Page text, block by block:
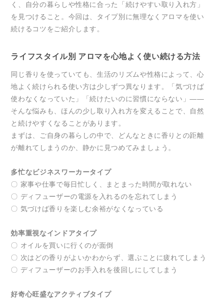
く、自分の暮らしや性格に合った「続けやすい取り入れ方」
を見つけること。今回は、タイプ別に無理なくアロマを使い
続けるコツをご紹介します。
ライフスタイル別 アロマを心地よく使い続ける方法
同じ香りを使っていても、生活のリズムや性格によって、心
地よく続けられる使い方は少しずつ異なります。「気づけば
使わなくなっていた」「続けたいのに習慣にならない」——
そんな悩みも、ほんの少し取り入れ方を変えることで、自然
と続けやすくなることがあります。
まずは、ご自身の暮らしの中で、どんなときに香りとの距離
が離れてしまうのか、静かに見つめてみましょう。
多忙なビジネスワーカータイプ
〇 家事や仕事で毎日忙しく、まとまった時間が取れない
〇 ディフューザーの電源を入れるのを忘れてしまう
〇 気づけば香りを楽しむ余裕がなくなっている
効率重視なインドアタイプ
〇 オイルを買いに行くのが面倒
〇 次はどの香りがよいかわからず、選ぶことに疲れてしまう
〇 ディフューザーのお手入れを後回しにしてしまう
好奇心旺盛なアクティブタイプ